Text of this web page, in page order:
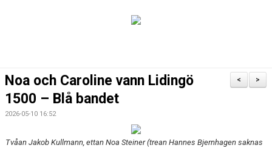
>
<
Noa och Caroline vann Lidingö
1500 – Blå bandet
2026-05-10 16:52
Tvåan Jakob Kullmann, ettan Noa Steiner (trean Hannes Bjernhagen saknas